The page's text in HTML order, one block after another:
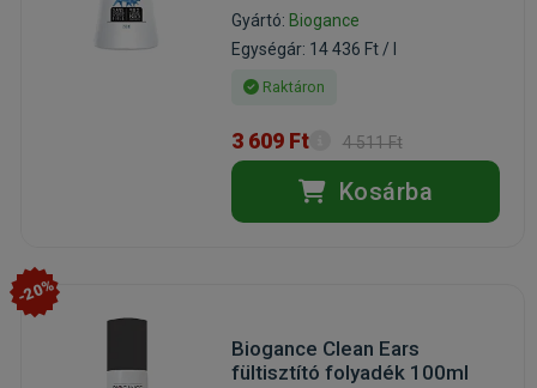
Gyártó: Biogance
Egységár: 14 436 Ft / l
Raktáron
3 609 Ft 4 511 Ft
Kosárba
-20%
Biogance Clean Ears
fültisztító folyadék 100ml